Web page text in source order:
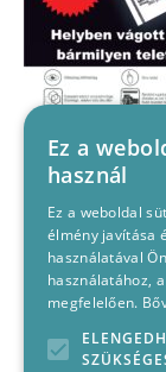
Ez a
használ
Ez a weboldal
élmény javítása
használatával
használatához,
megfelelően.